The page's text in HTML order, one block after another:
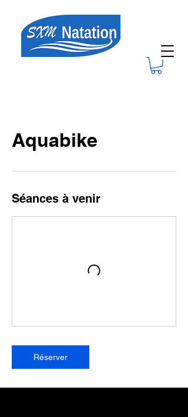
Aquabike
Séances à venir
Réserver